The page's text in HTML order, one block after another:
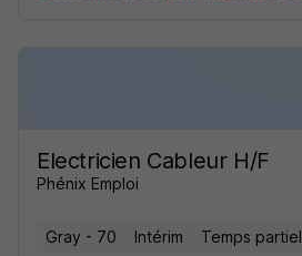
Electricien Cableur H/F
Phénix Emploi
Gray - 70 Intérim Temps partiel